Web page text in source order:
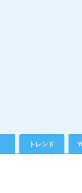
トレンド